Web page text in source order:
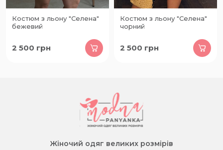
Костюм з льону "Селена"
бежевий
2 500 грн
Костюм з льону "Селена"
чорний
2 500 грн
Жіночий одяг великих розмірів